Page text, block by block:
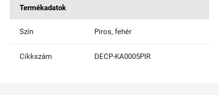
Termékadatok
Szín Piros, fehér
Cikkszám DECP-KA0005PIR